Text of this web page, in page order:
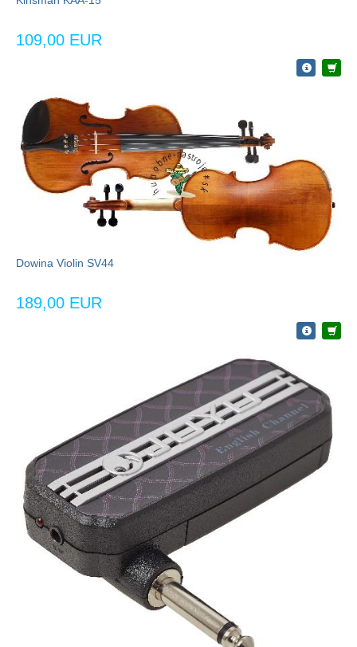
109,00 EUR
Dowina Violin SV44
189,00 EUR